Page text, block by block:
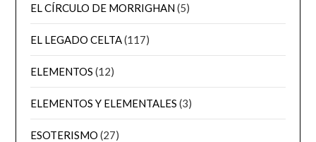
EL CÍRCULO DE MORRIGHAN(5)
EL LEGADO CELTA(117)
ELEMENTOS (12)
ELEMENTOS Y ELEMENTALES (3)
ESOTERISMO (27)